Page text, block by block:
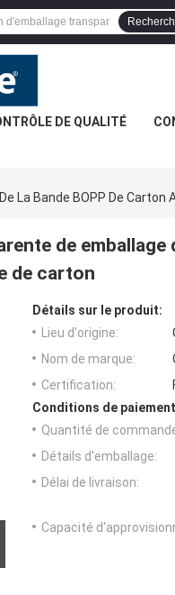
DE QUALITÉ
La Bande BOPP De
de emballage
de carton
Détails sur le produit:
Lieu d'origine:
Nom de marque:
Certification:
Conditions de
Quantité de
Détails d'emballage:
Délai de livraison:
Capacité